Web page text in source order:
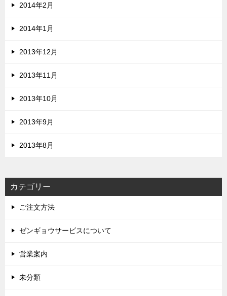
2014年2月
2014年1月
2013年12月
2013年11月
2013年10月
2013年9月
2013年8月
カテゴリー
ご注文方法
ゼンギョウサービスについて
営業案内
未分類